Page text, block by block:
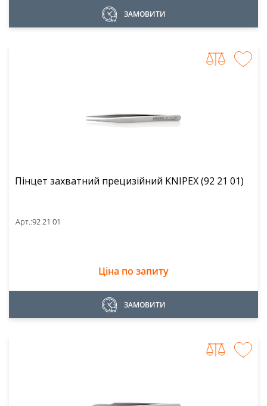
ЗАМОВИТИ
Пінцет захватний прецизійний KNIPEX (92 21 01)
Арт.:92 21 01
Ціна по запиту
ЗАМОВИТИ